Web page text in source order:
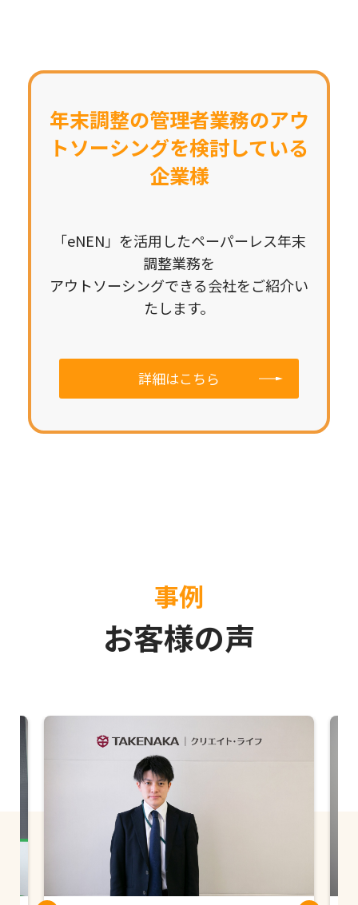
年末調整の管理者業務のアウ
トソーシングを検討している
企業様
「eNEN」を活用したペーパーレス年末
調整業務を
アウトソーシングできる会社をご紹介い
たします。
詳細はこちら
事例
お客様の声